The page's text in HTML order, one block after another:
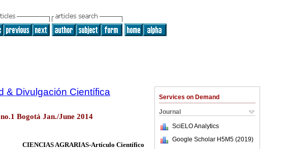
Services on Demand
Journal
SciELO Analytics
Google Scholar H5M5 (2019)
& Divulgación Científica
Bogotá Jan./June 2014
CIENCIAS AGRARIAS-Artículo Científico